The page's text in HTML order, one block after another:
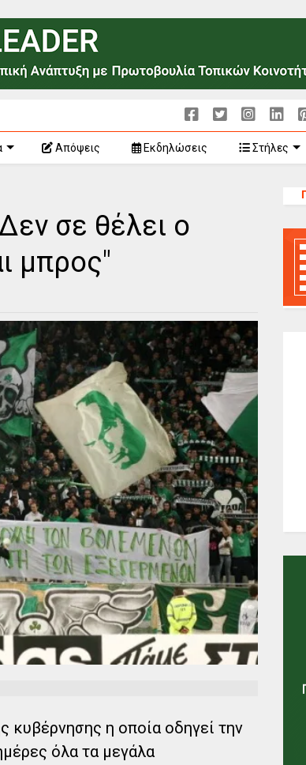
Απόψεις Εκδηλώσεις Στήλες
σε θέλει ο
μπρος"
κυβέρνησης η οποία οδηγεί την
όλα τα μεγάλα